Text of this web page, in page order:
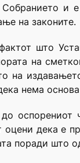
и
на законите.
што
на
на
нема
оспорениот
оцени дека е
поради што